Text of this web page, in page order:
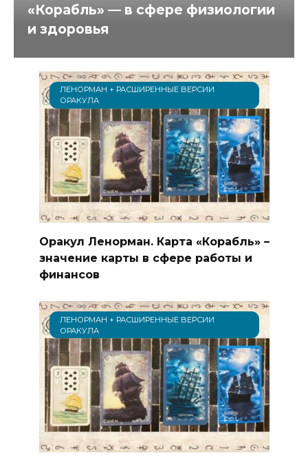
«Корабль» — в сфере физиологии
и здоровья
ЛЕНОРМАН + РАСШИРЕННЫЕ ВЕРСИИ
ОРАКУЛА
Оракул Ленорман. Карта «Корабль» –
значение карты в сфере работы и
финансов
ЛЕНОРМАН + РАСШИРЕННЫЕ ВЕРСИИ
ОРАКУЛА